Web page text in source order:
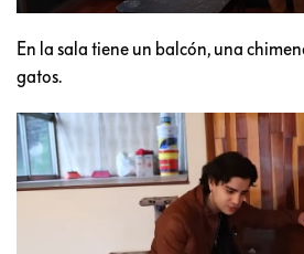
En la sala tiene un balcón, una
gatos.